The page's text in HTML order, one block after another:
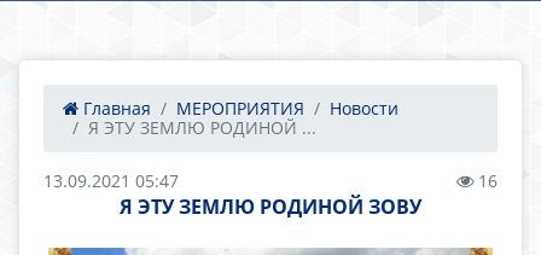
Главная МЕРОПРИЯТИЯ
Новости
Я ЭТУ ЗЕМЛЮ РОДИНОЙ ...
13.09.2021 05:47 16
Я ЭТУ ЗЕМЛЮ РОДИНОЙ ЗОВУ